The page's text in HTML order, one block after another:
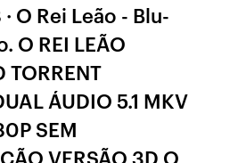
O Rei Leão - Blu-
O REI LEÃO
TORRENT
ÁUDIO 5.1 MKV
SEM
VERSÃO 3D O